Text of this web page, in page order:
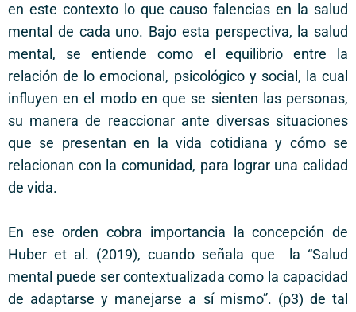
en este contexto lo que causo falencias en la salud
mental de cada uno. Bajo esta perspectiva, la salud
mental, se entiende como el equilibrio entre la
relación de lo emocional, psicológico y social, la cual
influyen en el modo en que se sienten las personas,
su manera de reaccionar ante diversas situaciones
que se presentan en la vida cotidiana y cómo se
relacionan con la comunidad, para lograr una calidad
de vida.
En ese orden cobra importancia la concepción de
Huber et al. (2019), cuando señala que la “Salud
mental puede ser contextualizada como la capacidad
de adaptarse y manejarse a sí mismo”. (p3) de tal